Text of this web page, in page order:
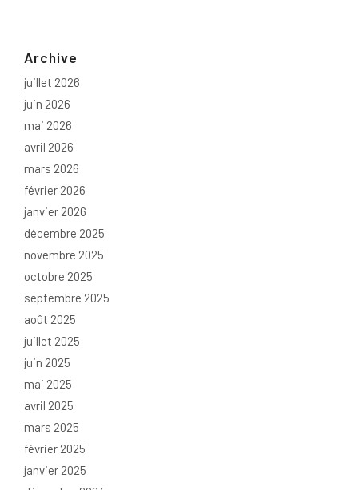
Archive
juillet 2026
juin 2026
mai 2026
avril 2026
mars 2026
février 2026
janvier 2026
décembre 2025
novembre 2025
octobre 2025
septembre 2025
août 2025
juillet 2025
juin 2025
mai 2025
avril 2025
mars 2025
février 2025
janvier 2025